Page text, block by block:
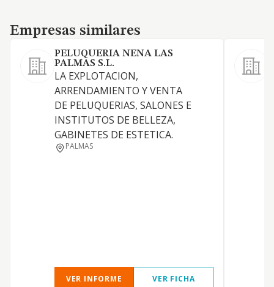
Empresas similares
Empresas similares
PELUQUERIA NENA LAS
PALMAS S.L.
LA EXPLOTACION,
ARRENDAMIENTO Y VENTA
DE PELUQUERIAS, SALONES E
INSTITUTOS DE BELLEZA,
GABINETES DE ESTETICA.
PALMAS
VER INFORME VER FICHA